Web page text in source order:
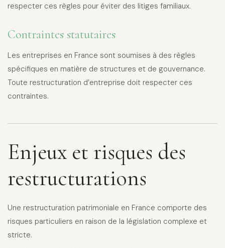
respecter ces règles pour éviter des litiges familiaux.
Contraintes statutaires
Les entreprises en France sont soumises à des règles
spécifiques en matière de structures et de gouvernance.
Toute restructuration d’entreprise doit respecter ces
contraintes.
Enjeux et risques des
restructurations
Une restructuration patrimoniale en France comporte des
risques particuliers en raison de la législation complexe et
stricte.